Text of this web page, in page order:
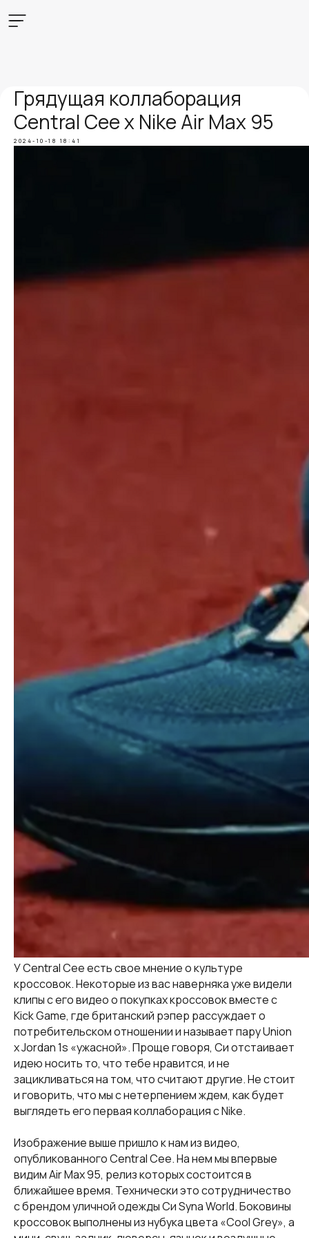
Грядущая коллаборация
Central Cee x Nike Air Max 95
2024-10-18 18:41
У Central Cee есть свое мнение о культуре
кроссовок. Некоторые из вас наверняка уже видели
клипы с его видео о покупках кроссовок вместе с
Kick Game, где британский рэпер рассуждает о
потребительском отношении и называет пару Union
x Jordan 1s «ужасной». Проще говоря, Си отстаивает
идею носить то, что тебе нравится, и не
зацикливаться на том, что считают другие. Не стоит
и говорить, что мы с нетерпением ждем, как будет
выглядеть его первая коллаборация с Nike.
Изображение выше пришло к нам из видео,
опубликованного Central Cee. На нем мы впервые
видим Air Max 95, релиз которых состоится в
ближайшее время. Технически это сотрудничество
с брендом уличной одежды Си Syna World. Боковины
кроссовок выполнены из нубука цвета «Cool Grey», а